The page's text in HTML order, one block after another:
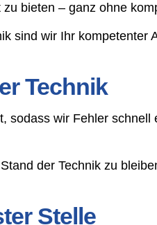
bieten – ganz ohne
sind wir Ihr
Technik
wir Fehler
der Technik zu
Stelle